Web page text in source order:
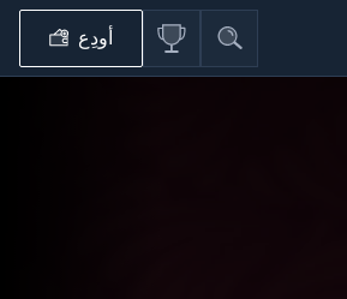
أودِع